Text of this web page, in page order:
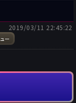
務める上海マフィ
誰かが死ななけれ
舞伎町というごく
す。そんな絵図を
視眈々とその時を
そうと蠢く日本の
ー
2019/03/11 22:45:22